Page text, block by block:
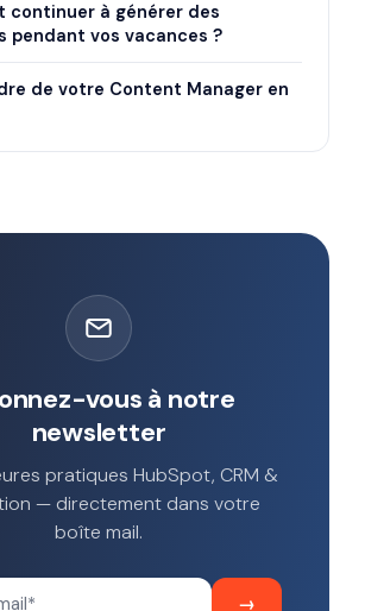
continuer à générer des
pendant vos vacances ?
de votre Content Manager en
vous à notre
newsletter
pratiques HubSpot, CRM &
— directement dans votre
boîte mail.